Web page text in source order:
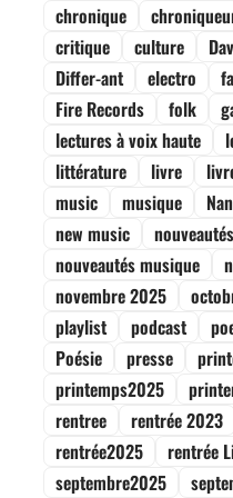
chronique
critique
culture
Differ-ant
electro
Fire Records
folk
lectures à voix haute
littérature
livre
music
musique
new music
nouveautés musique
novembre 2025
playlist
podcast
Poésie
presse
printemps2025
rentree
rentrée 2023
rentrée2025
rentrée
septembre2025